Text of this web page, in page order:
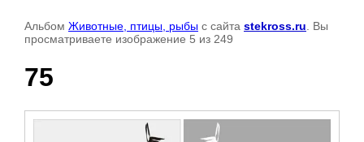
Альбом Животные, птицы, рыбы с сайта stekross.ru . Вы
просматриваете изображение 5 из 249
75